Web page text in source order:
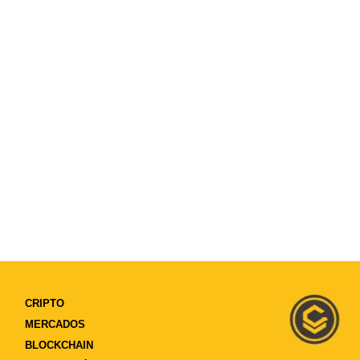
CRIPTO
MERCADOS
BLOCKCHAIN